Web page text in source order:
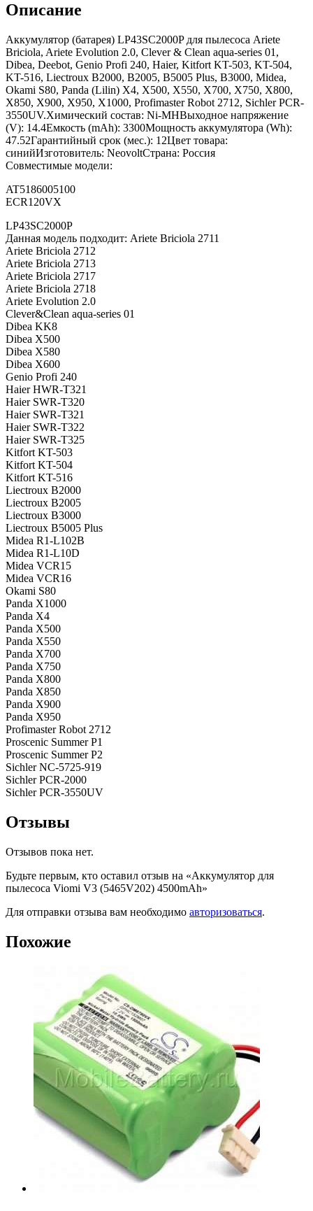
Описание
Аккумулятор (батарея) LP43SC2000P для пылесоса Ariete
Briciola, Ariete Evolution 2.0, Clever & Clean aqua-series 01,
Dibea, Deebot, Genio Profi 240, Haier, Kitfort KT-503, KT-504,
KT-516, Liectroux B2000, B2005, B5005 Plus, B3000, Midea,
Okami S80, Panda (Lilin) X4, X500, X550, X700, X750, X800,
X850, X900, X950, X1000, Profimaster Robot 2712, Sichler PCR-
3550UV.Химический состав: Ni-MHВыходное напряжение
(V): 14.4Емкость (mAh): 3300Мощность аккумулятора (Wh):
47.52Гарантийный срок (мес.): 12Цвет товара:
синийИзготовитель: NeovoltСтрана: Россия
Совместимые модели:
AT5186005100
ECR120VX
LP43SC2000P
Данная модель подходит: Ariete Briciola 2711
Ariete Briciola 2712
Ariete Briciola 2713
Ariete Briciola 2717
Ariete Briciola 2718
Ariete Evolution 2.0
Clever&Clean aqua-series 01
Dibea KK8
Dibea X500
Dibea X580
Dibea X600
Genio Profi 240
Haier HWR-T321
Haier SWR-T320
Haier SWR-T321
Haier SWR-T322
Haier SWR-T325
Kitfort KT-503
Kitfort KT-504
Kitfort KT-516
Liectroux B2000
Liectroux B2005
Liectroux B3000
Liectroux B5005 Plus
Midea R1-L102B
Midea R1-L10D
Midea VCR15
Midea VCR16
Okami S80
Panda X1000
Panda X4
Panda X500
Panda X550
Panda X700
Panda X750
Panda X800
Panda X850
Panda X900
Panda X950
Profimaster Robot 2712
Proscenic Summer P1
Proscenic Summer P2
Sichler NC-5725-919
Sichler PCR-2000
Sichler PCR-3550UV
Отзывы
Отзывов пока нет.
Будьте первым, кто оставил отзыв на «Аккумулятор для
пылесоса Viomi V3 (5465V202) 4500mAh»
Для отправки отзыва вам необходимо авторизоваться.
Похожие